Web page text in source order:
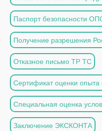
Паспорт безопасности
Получение разрешения
Отказное письмо ТР ТС
Сертификат оценки опыта
Специальная оценка
Заключение ЭКСКОНТА